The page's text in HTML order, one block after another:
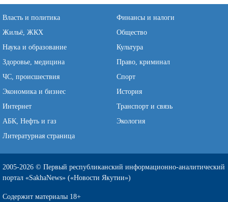
Власть и политика
Финансы и налоги
Жильё, ЖКХ
Общество
Наука и образование
Культура
Здоровье, медицина
Право, криминал
ЧС, происшествия
Спорт
Экономика и бизнес
История
Интернет
Транспорт и связь
АБК, Нефть и газ
Экология
Литературная страница
2005-2026 © Первый республиканский информационно-аналитический
портал «SakhaNews» («Новости Якутии»)
Содержит материалы 18+